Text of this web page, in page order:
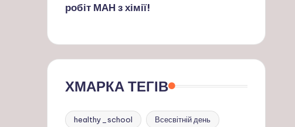
робіт МАН з хімії!
ХМАРКА ТЕГІВ
healthy_school Всесвітній день